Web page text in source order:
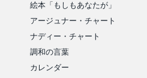
絵本「もしもあなたが」
アージュナー・チャート
ナディー・チャート
調和の言葉
カレンダー